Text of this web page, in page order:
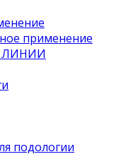
применение
ЛИНИИ
подологии